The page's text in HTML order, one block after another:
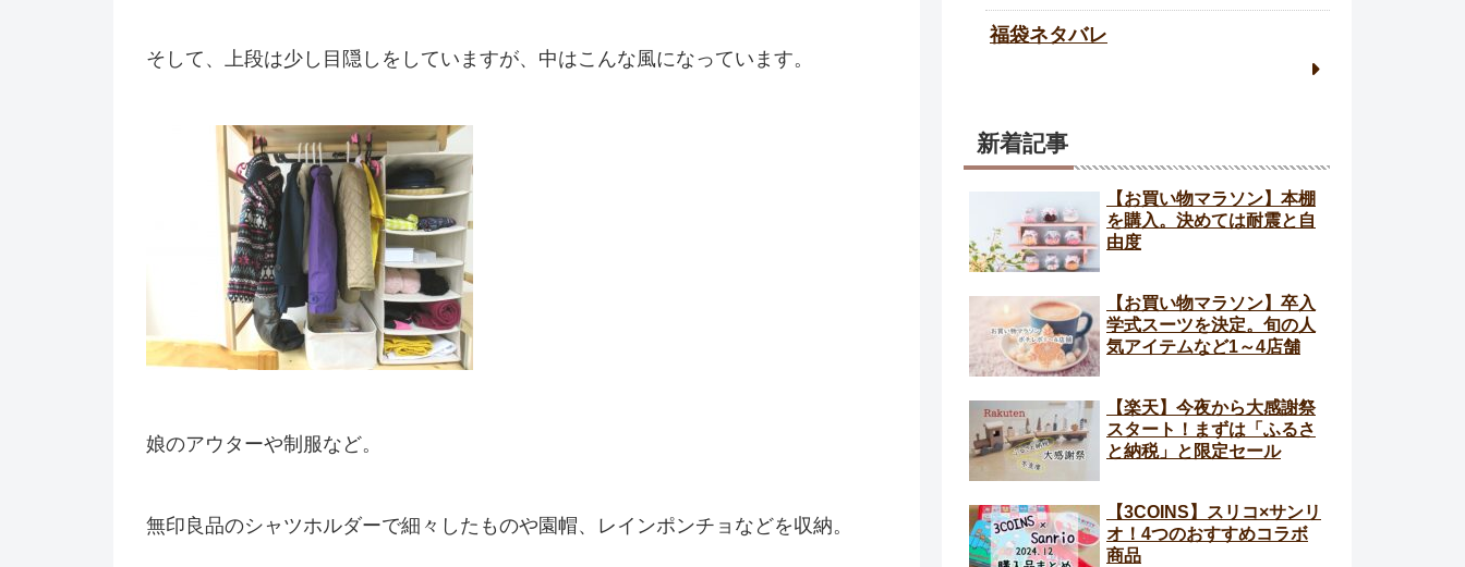
そして、上段は少し目隠しをしていますが、中はこんな風になっています。
娘のアウターや制服など。
無印良品のシャツホルダーで細々したものや園帽、レインポンチョなどを収納。
福袋ネタバレ
新着記事
【お買い物マラソン】本棚
を購入。決めては耐震と自
由度
【お買い物マラソン】卒入
学式スーツを決定。旬の人
気アイテムなど1～4店舗
【楽天】今夜から大感謝祭
スタート！まずは「ふるさ
と納税」と限定セール
【3COINS】スリコ×サンリ
オ！4つのおすすめコラボ
商品